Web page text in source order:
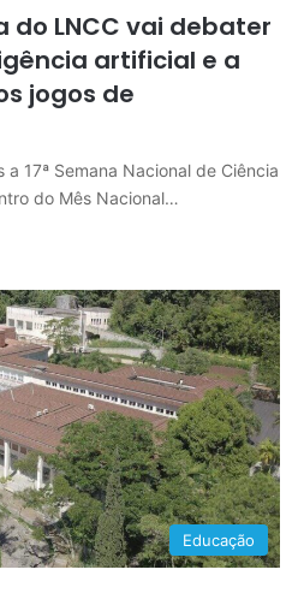
do LNCC vai debater
artificial e a
jogos de
17ª Semana Nacional de Ciência
do Mês Nacional…
Educação